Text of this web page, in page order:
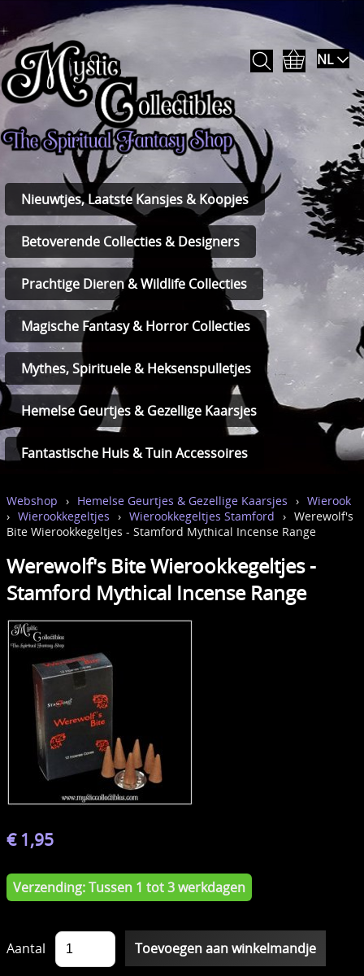
NL
Nieuwtjes, Laatste Kansjes & Koopjes
Betoverende Collecties & Designers
Prachtige Dieren & Wildlife Collecties
Magische Fantasy & Horror Collecties
Mythes, Spirituele & Heksenspulletjes
Hemelse Geurtjes & Gezellige Kaarsjes
Fantastische Huis & Tuin Accessoires
Webshop › Hemelse Geurtjes & Gezellige Kaarsjes › Wierook
› Wierookkegeltjes › Wierookkegeltjes Stamford › Werewolf's
Bite Wierookkegeltjes - Stamford Mythical Incense Range
Werewolf's Bite Wierookkegeltjes -
Stamford Mythical Incense Range
€ 1,95
Verzending: Tussen 1 tot 3 werkdagen
Aantal